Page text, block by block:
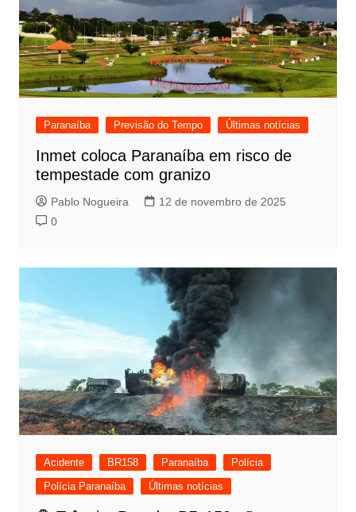
Paranaíba Previsão do Tempo Últimas notícias
Inmet coloca Paranaíba em risco de
tempestade com granizo
Pablo Nogueira
12 de novembro de 2025
0
Acidente BR158 Paranaíba
Polícia
Polícia Paranaíba
Últimas notícias